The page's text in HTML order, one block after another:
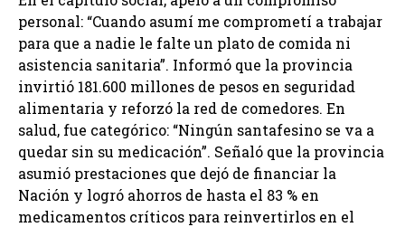
personal: “Cuando asumí me comprometí a trabajar
para que a nadie le falte un plato de comida ni
asistencia sanitaria”. Informó que la provincia
invirtió 181.600 millones de pesos en seguridad
alimentaria y reforzó la red de comedores. En
salud, fue categórico: “Ningún santafesino se va a
quedar sin su medicación”. Señaló que la provincia
asumió prestaciones que dejó de financiar la
Nación y logró ahorros de hasta el 83 % en
medicamentos críticos para reinvertirlos en el